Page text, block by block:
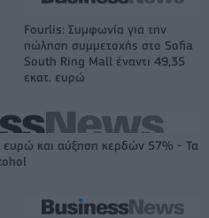
Fourlis: Συμφωνία για την
πώληση συμμετοχής στο Sofia
South Ring Mall έναντι 49,35
εκατ. ευρώ
ευρώ και αύξηση κερδών 57% - Τα